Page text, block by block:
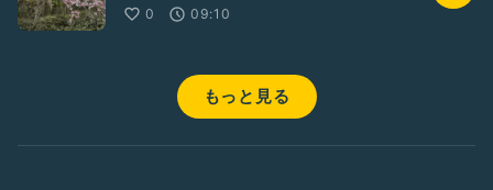
0
09:10
もっと見る